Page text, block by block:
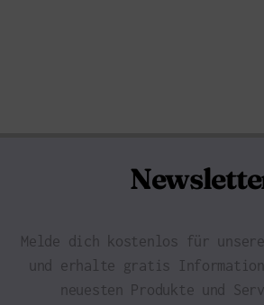
Melde dich kostenlos für
und erhalte gratis
neuesten Produkte und